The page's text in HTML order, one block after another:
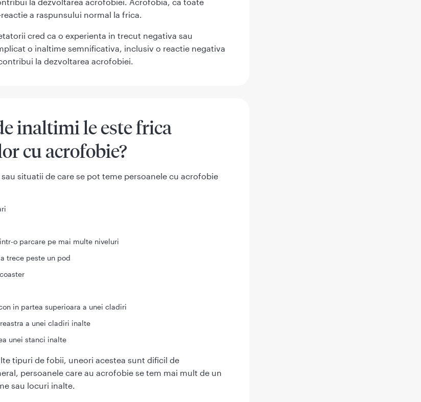
a raspunsului normal la frica.
cred ca o experienta in trecut negativa sau
o inaltime semnificativa, inclusiv o reactie negativa
la dezvoltarea acrofobiei.
inaltimi le este frica
cu acrofobie?
situatii de care se pot teme persoanele cu acrofobie
o parcare pe mai multe niveluri
trece peste un pod
in partea superioara a unei cladiri
a unei cladiri inalte
unei stanci inalte
tipuri de fobii, uneori acestea sunt dificil de
persoanele care au acrofobie se tem mai mult de un
sau locuri inalte.